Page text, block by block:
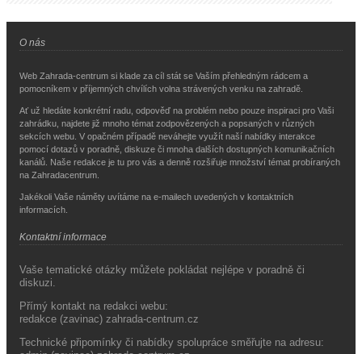
O nás
Web Zahrada-centrum si klade za cíl stát se Vaším přehledným rádcem a
pomocníkem v příjemných chvílích volna strávených venku na zahradě.
Ať už hledáte konkrétní radu, odpověď na problém nebo pouze inspiraci pro Vaši
zahrádku, najdete již mnoho témat zodpovězených a popsaných v různých
sekcích webu. V opačném případě neváhejte využít naší nabídky interakce
pomocí dotazů v poradně, diskuze či mnoha dalších dostupných komunikačních
kanálů. Naše redakce je tu pro vás a denně rozšiřuje množství témat probíraných
na Zahradacentrum.
Jakékoli Vaše náměty uvítáme na e-mailech uvedených v kontaktních
informacích.
Kontaktní informace
Vaše tematické otázky můžete pokládat nejlépe v poradně či
diskuzi.
Přímý kontakt na redakci webu:
redakce (zavinac) zahrada-centrum.cz
Technické připomínky či nabídky spolupráce směřujte na adresu: